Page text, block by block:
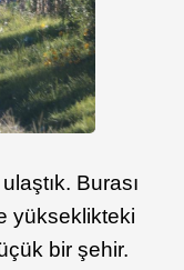
Burası
yükseklikteki
bir şehir.